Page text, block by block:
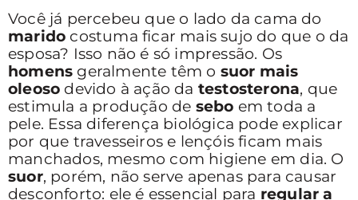
Você já percebeu que o lado da cama do
marido costuma ficar mais sujo do que o da
esposa? Isso não é só impressão. Os
homens geralmente têm o suor mais
oleoso devido à ação da testosterona, que
estimula a produção de sebo em toda a
pele. Essa diferença biológica pode explicar
por que travesseiros e lençóis ficam mais
manchados, mesmo com higiene em dia. O
suor, porém, não serve apenas para causar
desconforto: ele é essencial para regular a